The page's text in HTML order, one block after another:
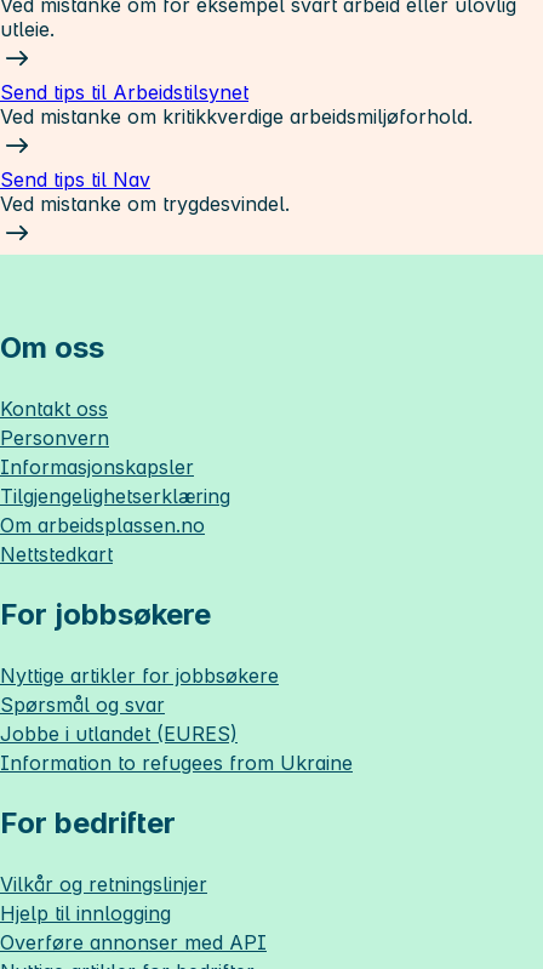
utleie.
Send tips til Arbeidstilsynet
Ved mistanke om kritikkverdige arbeidsmiljøforhold.
Send tips til Nav
Ved mistanke om trygdesvindel.
Om oss
Kontakt oss
Personvern
Informasjonskapsler
Tilgjengelighetserklæring
Om arbeidsplassen.no
Nettstedkart
For jobbsøkere
Nyttige artikler for jobbsøkere
Spørsmål og svar
Jobbe i utlandet (EURES)
Information to refugees from Ukraine
For bedrifter
Vilkår og retningslinjer
Hjelp til innlogging
Overføre annonser med API